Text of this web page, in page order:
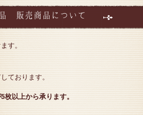
販売商品について
す。
ております。
以上から承ります。